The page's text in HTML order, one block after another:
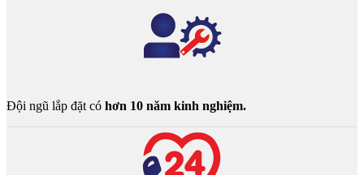
Đội ngũ lắp đặt có hơn 10 năm kinh nghiệm.